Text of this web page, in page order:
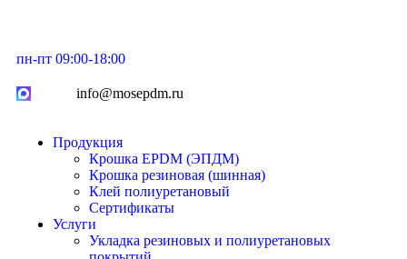
пн-пт 09:00-18:00
info@mosepdm.ru
Продукция
Крошка EPDM (ЭПДМ)
Крошка резиновая (шинная)
Клей полиуретановый
Сертификаты
Услуги
Укладка резиновых и полиуретановых